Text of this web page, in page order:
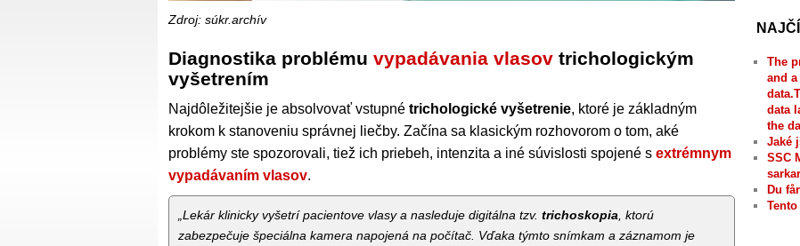
Zdroj: súkr.archív
Diagnostika problému vypadávania vlasov trichologickým
vyšetrením
Najdôležitejšie je absolvovať vstupné trichologické vyšetrenie, ktoré je základným
krokom k stanoveniu správnej liečby. Začína sa klasickým rozhovorom o tom, aké
problémy ste spozorovali, tiež ich priebeh, intenzita a iné súvislosti spojené s extrémnym
vypadávaním vlasov.
„Lekár klinicky vyšetrí pacientove vlasy a nasleduje digitálna tzv. trichoskopia, ktorú
zabezpečuje špeciálna kamera napojená na počítač. Vďaka týmto snímkam a záznamom je
The
and
data
the
Jaké
SSC
Du